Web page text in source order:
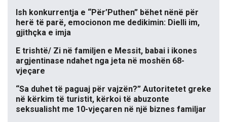
Ish konkurrentja e “Për’Puthen” bëhet nënë për
herë të parë, emocionon me dedikimin: Dielli im,
gjithçka e imja
E trishtë/ Zi në familjen e Messit, babai i ikones
argjentinase ndahet nga jeta në moshën 68-
vjeçare
“Sa duhet të paguaj për vajzën?” Autoritetet greke
në kërkim të turistit, kërkoi të abuzonte
seksualisht me 10-vjeçaren në një biznes familjar